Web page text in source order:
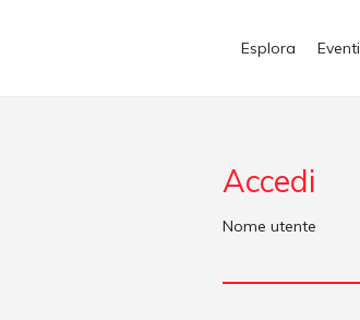
Esplora Eventi
Accedi
Nome utente